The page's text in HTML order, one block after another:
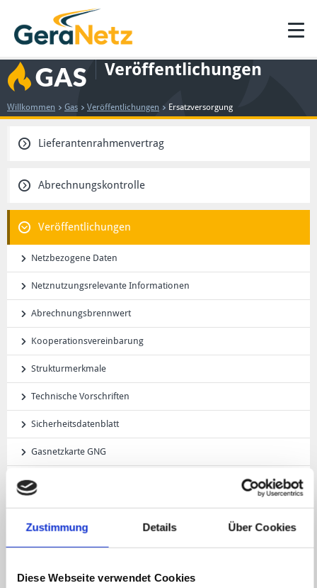
Zustimmung Details Über Cookies
Diese Webseite verwendet Cookies
GAS Veröffentlichungen
Willkommen Gas Veröffentlichungen Ersatzversorgung
Lieferantenrahmenvertrag
Abrechnungskontrolle
Veröffentlichungen
Netzbezogene Daten
Netznutzungsrelevante Informationen
Abrechnungsbrennwert
Kooperationsvereinbarung
Strukturmerkmale
Technische Vorschriften
Sicherheitsdatenblatt
Gasnetzkarte GNG
Grundversorger
Ersatzversorgung
Lastprofilverfahren